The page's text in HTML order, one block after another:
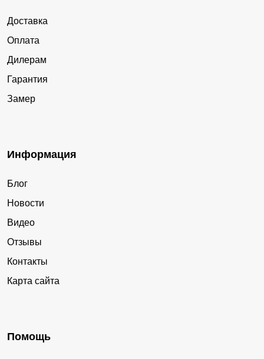
Доставка
Оплата
Дилерам
Гарантия
Замер
Информация
Блог
Новости
Видео
Отзывы
Контакты
Карта сайта
Помощь